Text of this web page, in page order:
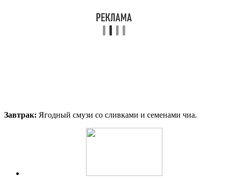
Завтрак: Ягодный смузи со сливками и семенами чиа.